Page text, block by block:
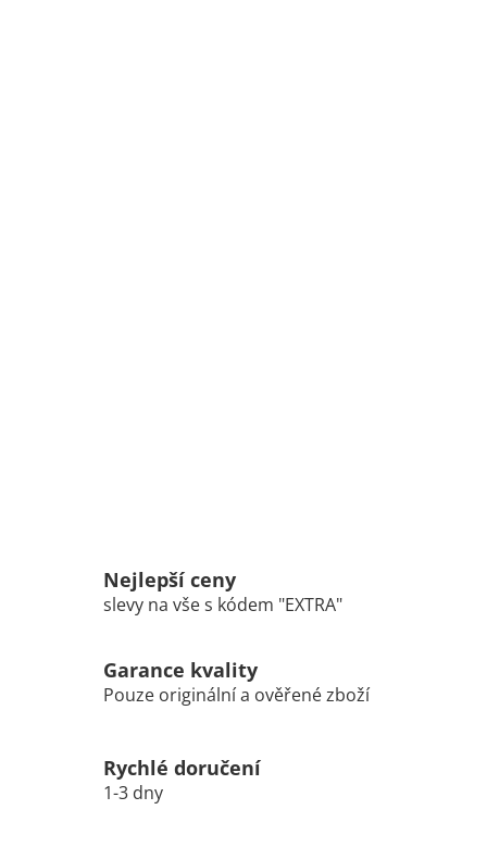
Nejlepší ceny
slevy na vše s kódem "EXTRA"
Garance kvality
Pouze originální a ověřené zboží
Rychlé doručení
1-3 dny